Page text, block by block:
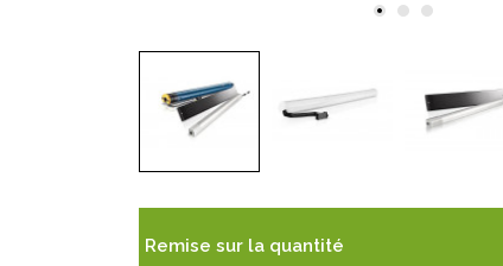
Remise sur la quantité